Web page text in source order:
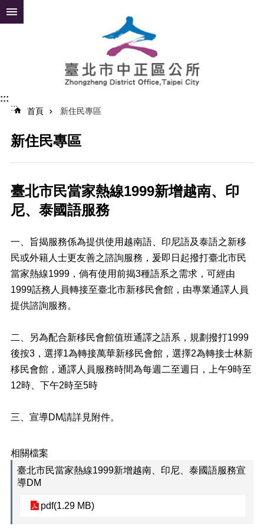
跳到主要內容區塊
公
資
訊
民
服
務
識
中
正
機
關
鄰
里
資
訊
府
訊
公
開
:::
:::
首頁 新住民專區
新住民專區
臺北市民當家熱線1999新增越南、印
尼、泰國語服務
一、旨揭服務係為提供使用越南語、印尼語及泰語之新移
民或外籍人士更友善之諮詢服務，爰即日起撥打臺北市民
當家熱線1999，倘有使用前揭3種語系之需求，可經由
1999話務人員轉接至臺北市新移民會館，由專業通譯人員
提供諮詢服務。
二、另為配合新移民會館值班通譯之語系，規劃撥打1999
後按3，選擇1為轉接萬華新移民會館，選擇2為轉接士林新
移民會館，通譯人員服務時間為每週二至週日，上午9時至
12時、下午2時至5時
三、宣導DM請詳見附件。
相關檔案
臺北市民當家熱線1999新增越南、印尼、泰國語服務宣
導DM
pdf(1.29 MB)